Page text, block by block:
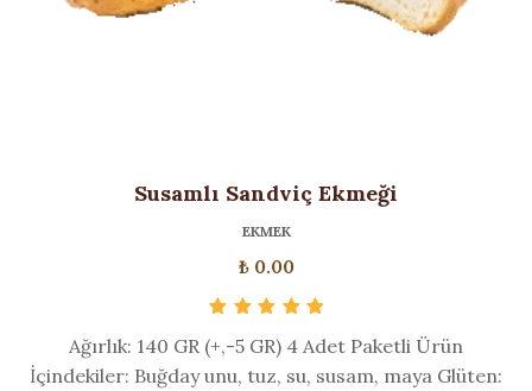
Susamlı Sandviç Ekmeği
EKMEK
₺0.00
5.00oy aldı
Ağırlık: 140 GR (+,-5 GR) 4 Adet Paketli Ürün
İçindekiler: Buğday unu, tuz, su, susam, maya Glüten: